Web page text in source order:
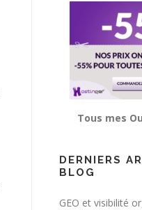
Tous mes
DERNIERS
BLOG
GEO et visibilité